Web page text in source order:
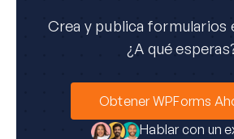
Crea y publica formularios
¿A qué
Obtener WPForms
Hablar con un